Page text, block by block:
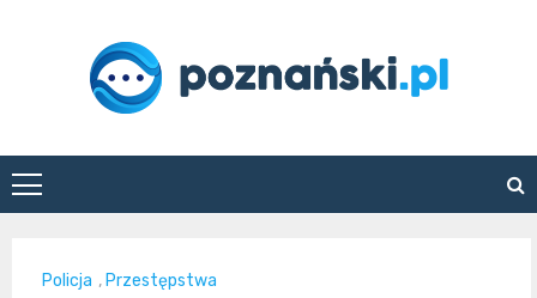
poznanski.pl
Policja ,Przestępstwa